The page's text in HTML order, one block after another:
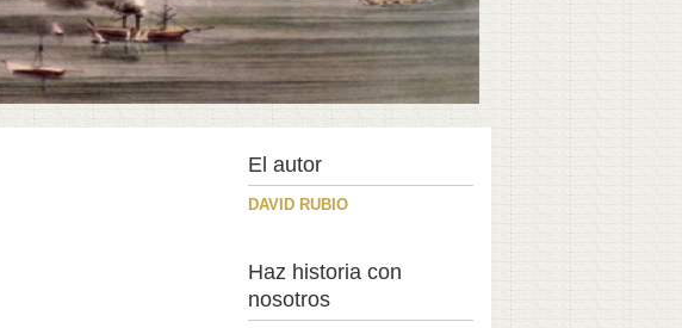
El autor
DAVID RUBIO
Haz historia con
nosotros